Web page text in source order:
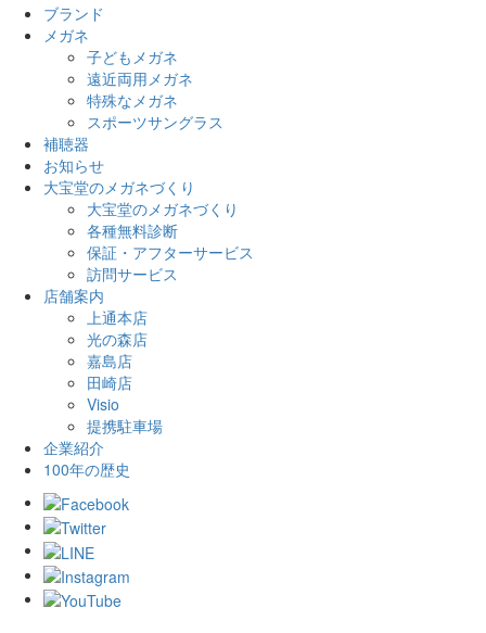
ブランド
メガネ
子どもメガネ
遠近両用メガネ
特殊なメガネ
スポーツサングラス
補聴器
お知らせ
大宝堂のメガネづくり
大宝堂のメガネづくり
各種無料診断
保証・アフターサービス
訪問サービス
店舗案内
上通本店
光の森店
嘉島店
田崎店
Visio
提携駐車場
企業紹介
100年の歴史